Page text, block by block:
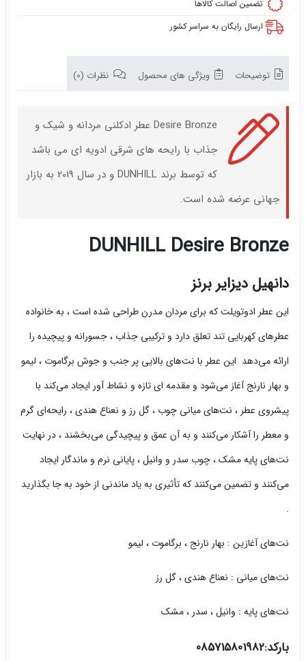
تضمین اصالت کالاها
ارسال رایگان به سراسر کشور
توضیحات ویژگی های محصول نظرات (0)
Desire Bronze عطر ادکلنی مردانه و شیک و
جذاب با رایحه های شرقی ادویه ای می باشد
که توسط برند DUNHILL و در سال 2019 به بازار
جهانی عرضه شده است.
DUNHILL Desire Bronze
دانهیل دیزایر برنز
این عطر ادوتویلت که برای مردان مدرن طراحی شده است ، به خانواده
عطرهای کهربایی تند تعلق دارد و ترکیبی جذاب ، جسورانه و پیچیده را
ارائه می‌دهد این عطر با نت‌های بالایی پر جنب و جوش برگاموت ، لیمو
و بهار نارنج آغاز می‌شود و مقدمه‌ ای تازه و نشاط‌ آور ایجاد می‌کند با
پیشروی عطر ، نت‌های میانی چوب ، گل رز و نعناع هندی ، رایحه‌ای گرم
و معطر را آشکار می‌کنند و به آن عمق و پیچیدگی می‌بخشند ، در نهایت
نت‌های پایه مشک ، چوب سدر و وانیل ، پایانی نرم و ماندگار ایجاد
می‌کنند و تضمین می‌کنند که تأثیری به یاد ماندنی از خود به جا بگذارید
.
نت‌های آغازین : بهار نارنج ، برگاموت ، لیمو
نت‌های میانی : نعناع هندی ، گل رز
نت‌های پایه : وانیل ، سدر ، مشک
بارکد:085715801982